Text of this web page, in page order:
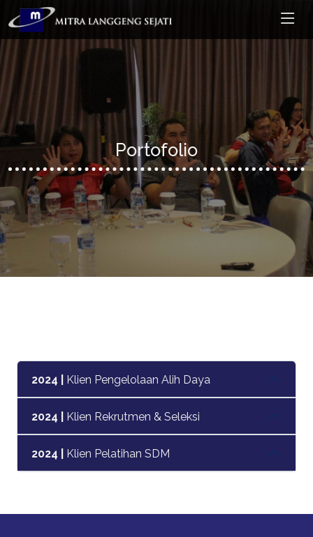
Portofolio
2024 | Klien Pengelolaan Alih Daya
2024 | Klien Rekrutmen & Seleksi
2024 | Klien Pelatihan SDM